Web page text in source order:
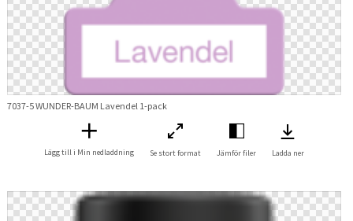
7037-5 WUNDER-BAUM Lavendel 1-pack
Lägg till i Min nedladdning Se stort format Jämför filer Ladda ner